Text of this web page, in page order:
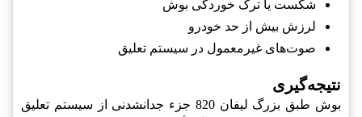
شکست یا ترک خوردگی بوش
لرزش بیش از حد خودرو
صوت‌های غیرمعمول در سیستم تعلیق
نتیجه‌گیری
بوش طبق بزرگ لیفان 820 جزء جدانشدنی از سیستم تعلیق